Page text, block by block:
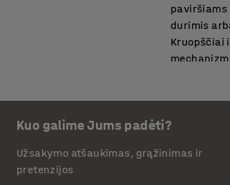
paviršiams
durimis
Kruopščiai
Siekinat
saugos
Eismo
atitvarai.
Kuo galime Jums padėti?
Užsakymo atšaukimas, grąžinimas ir
pretenzijos